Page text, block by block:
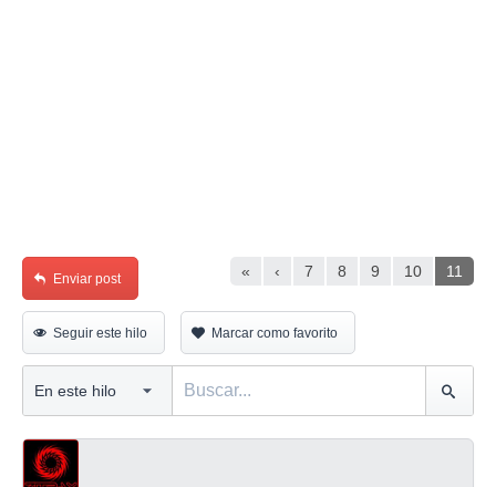
« ‹ 7 8 9 10 11
Enviar post
Seguir este hilo Marcar como favorito